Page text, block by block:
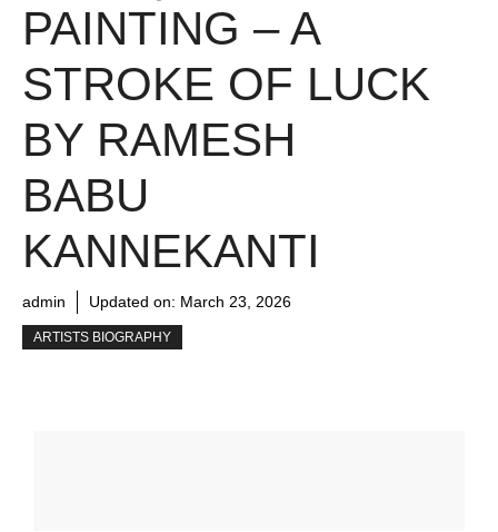
PAINTING – A
STROKE OF LUCK
BY RAMESH
BABU
KANNEKANTI
admin Updated on: March 23, 2026
ARTISTS BIOGRAPHY